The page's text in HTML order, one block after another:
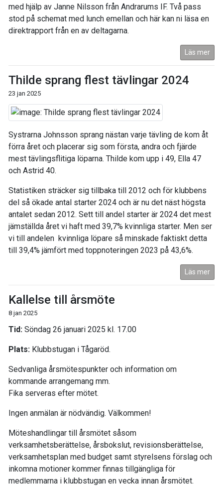
med hjälp av Janne Nilsson från Andrarums IF. Två pass
stod på schemat med lunch emellan och här kan ni läsa en
direktrapport från en av deltagarna.
Läs mer
Thilde sprang flest tävlingar 2024
23 jan 2025
Systrarna Johnsson sprang nästan varje tävling de kom åt
förra året och placerar sig som första, andra och fjärde
mest tävlingsflitiga löparna. Thilde kom upp i 49, Ella 47
och Astrid 40.
Statistiken sträcker sig tillbaka till 2012 och för klubbens
del så ökade antal starter 2024 och är nu det näst högsta
antalet sedan 2012. Sett till andel starter är 2024 det mest
jämställda året vi haft med 39,7% kvinnliga starter. Men ser
vi till andelen kvinnliga löpare så minskade faktiskt detta
till 39,4% jämfört med toppnoteringen 2023 på 43,6%.
Läs mer
Kallelse till årsmöte
8 jan 2025
Tid: Söndag 26 januari 2025 kl. 17.00
Plats: Klubbstugan i Tågaröd.
Sedvanliga årsmötespunkter och information om
kommande arrangemang mm.
Fika serveras efter mötet.
Ingen anmälan är nödvändig. Välkommen!
Möteshandlingar till årsmötet såsom
verksamhetsberättelse, årsbokslut, revisionsberättelse,
verksamhetsplan med budget samt styrelsens förslag och
inkomna motioner kommer finnas tillgängliga för
medlemmarna i klubbstugan en vecka innan årsmötet.